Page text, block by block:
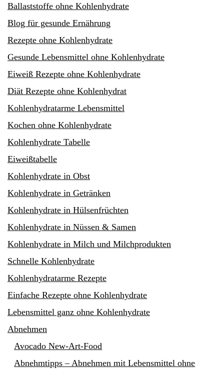
Ballaststoffe ohne Kohlenhydrate
Blog für gesunde Ernährung
Rezepte ohne Kohlenhydrate
Gesunde Lebensmittel ohne Kohlenhydrate
Eiweiß Rezepte ohne Kohlenhydrate
Diät Rezepte ohne Kohlenhydrat
Kohlenhydratarme Lebensmittel
Kochen ohne Kohlenhydrate
Kohlenhydrate Tabelle
Eiweißtabelle
Kohlenhydrate in Obst
Kohlenhydrate in Getränken
Kohlenhydrate in Hülsenfrüchten
Kohlenhydrate in Nüssen & Samen
Kohlenhydrate in Milch und Milchprodukten
Schnelle Kohlenhydrate
Kohlenhydratarme Rezepte
Einfache Rezepte ohne Kohlenhydrate
Lebensmittel ganz ohne Kohlenhydrate
Abnehmen
Avocado New-Art-Food
Abnehmtipps – Abnehmen mit Lebensmittel ohne